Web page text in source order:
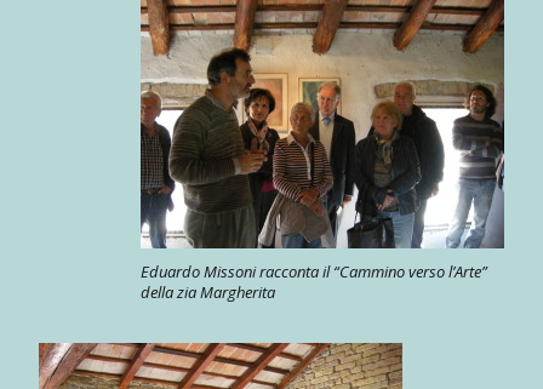
Eduardo Missoni racconta il “Cammino verso l’Arte”
della zia Margherita